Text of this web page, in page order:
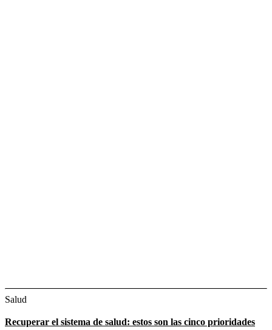
Salud
Recuperar el sistema de salud: estos son las cinco prioridades